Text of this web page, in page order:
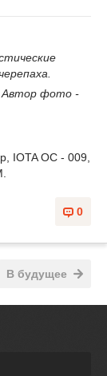
Автор фото -
IOTA OC - 009,
0
В будущее